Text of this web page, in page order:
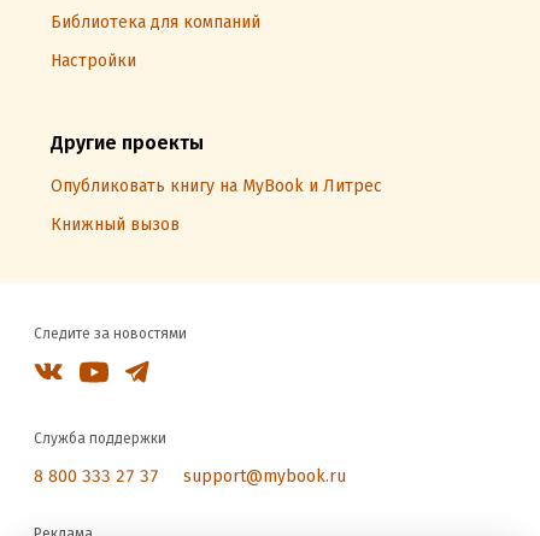
Библиотека для компаний
Настройки
Другие проекты
Опубликовать книгу на MyBook и Литрес
Книжный вызов
Следите за новостями
Служба поддержки
8 800 333 27 37 support@mybook.ru